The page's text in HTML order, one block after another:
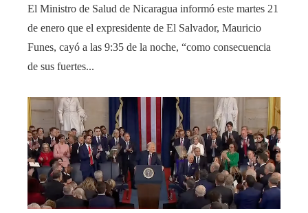
El Ministro de Salud de Nicaragua informó este martes 21
de enero que el expresidente de El Salvador, Mauricio
Funes, cayó a las 9:35 de la noche, “como consecuencia
de sus fuertes...